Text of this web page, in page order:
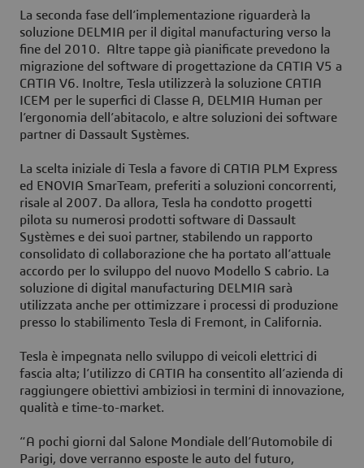
La seconda fase dell’implementazione riguarderà la
soluzione DELMIA per il digital manufacturing verso la
fine del 2010. Altre tappe già pianificate prevedono la
migrazione del software di progettazione da CATIA V5 a
CATIA V6. Inoltre, Tesla utilizzerà la soluzione CATIA
ICEM per le superfici di Classe A, DELMIA Human per
l’ergonomia dell’abitacolo, e altre soluzioni dei software
partner di Dassault Systèmes.
La scelta iniziale di Tesla a favore di CATIA PLM Express
ed ENOVIA SmarTeam, preferiti a soluzioni concorrenti,
risale al 2007. Da allora, Tesla ha condotto progetti
pilota su numerosi prodotti software di Dassault
Systèmes e dei suoi partner, stabilendo un rapporto
consolidato di collaborazione che ha portato all’attuale
accordo per lo sviluppo del nuovo Modello S cabrio. La
soluzione di digital manufacturing DELMIA sarà
utilizzata anche per ottimizzare i processi di produzione
presso lo stabilimento Tesla di Fremont, in California.
Tesla è impegnata nello sviluppo di veicoli elettrici di
fascia alta; l’utilizzo di CATIA ha consentito all’azienda di
raggiungere obiettivi ambiziosi in termini di innovazione,
qualità e time-to-market.
“A pochi giorni dal Salone Mondiale dell’Automobile di
Parigi, dove verranno esposte le auto del futuro,